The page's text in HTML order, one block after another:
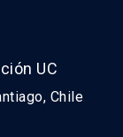
UC
Chile